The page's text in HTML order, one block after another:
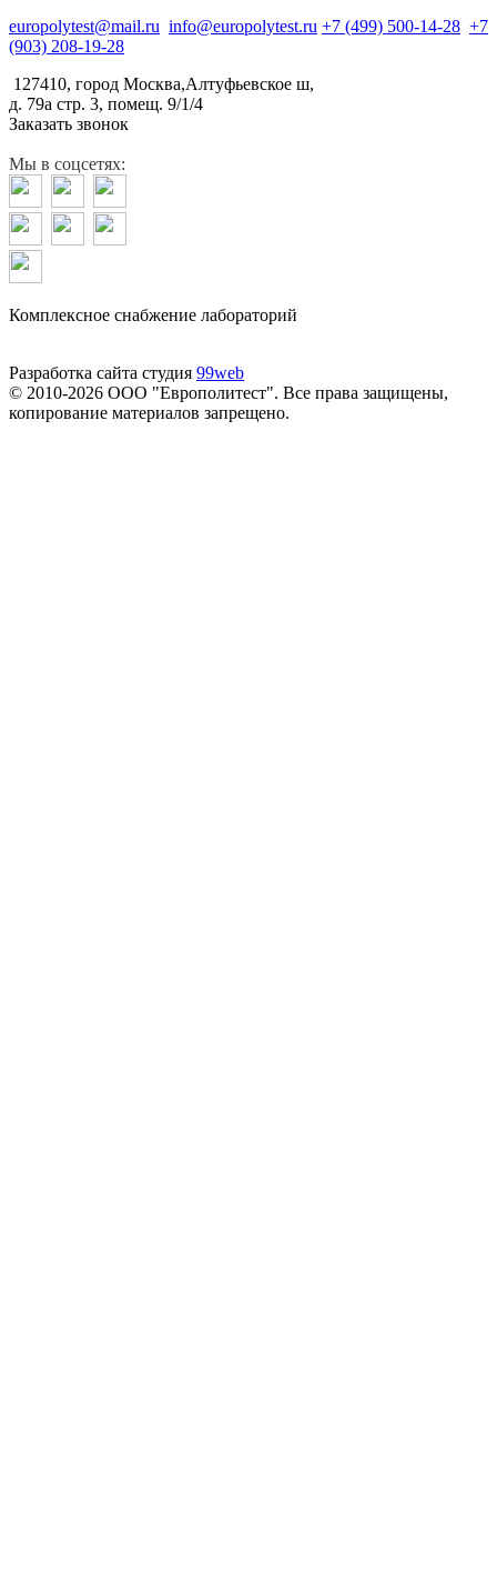
europolytest@mail.ru info@europolytest.ru +7 (499) 500-14-28 +7
(903) 208-19-28
127410, город Москва,Алтуфьевское ш,
д. 79а стр. 3, помещ. 9/1/4
Заказать звонок
Мы в соцсетях:
Комплексное снабжение лабораторий
Разработка сайта студия 99web
© 2010-2026 ООО "Европолитест". Все права защищены,
копирование материалов запрещено.